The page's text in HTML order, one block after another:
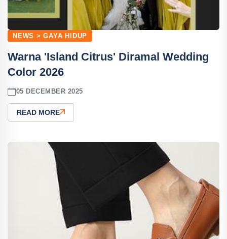
NEWS > GAYA HIDUP
Warna 'Island Citrus' Diramal Wedding
Color 2026
05 DECEMBER 2025
READ MORE